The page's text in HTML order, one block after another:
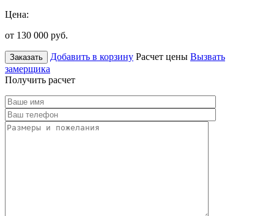
Цена:
от 130 000 руб.
Заказать Добавить в корзину Расчет цены Вызвать
замерщика
Получить расчет